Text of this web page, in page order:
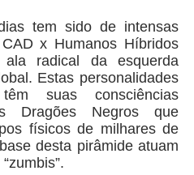
tem sido de intensas
x Humanos Híbridos
radical da esquerda
Estas personalidades
suas consciências
Dragões Negros que
físicos de milhares de
desta pirâmide atuam